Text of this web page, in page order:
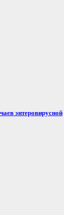
энтеровирусной